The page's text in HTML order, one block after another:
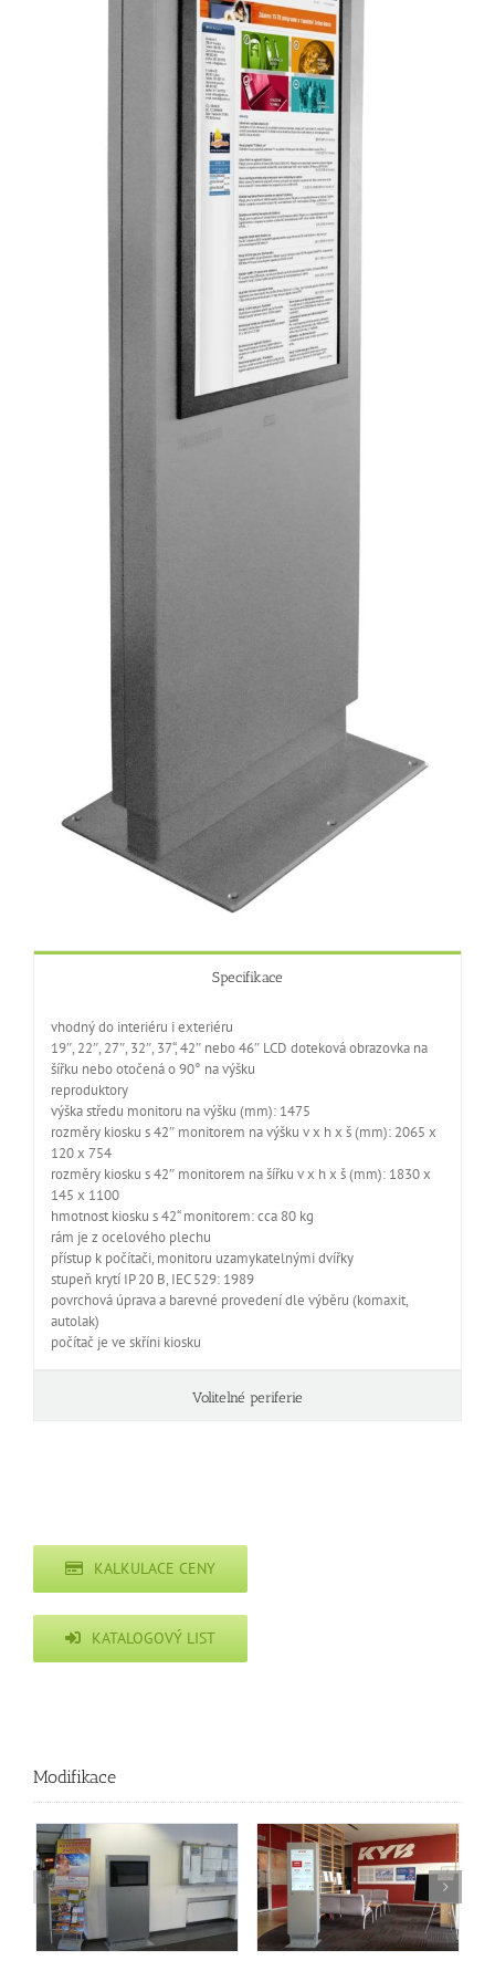
Specifikace
vhodný do interiéru i exteriéru
19″, 22″, 27″, 32″, 37“, 42″ nebo 46″ LCD doteková obrazovka na
šířku nebo otočená o 90° na výšku
reproduktory
výška středu monitoru na výšku (mm): 1475
rozměry kiosku s 42″ monitorem na výšku v x h x š (mm): 2065 x
120 x 754
rozměry kiosku s 42″ monitorem na šířku v x h x š (mm): 1830 x
145 x 1100
hmotnost kiosku s 42“ monitorem: cca 80 kg
rám je z ocelového plechu
přístup k počítači, monitoru uzamykatelnými dvířky
stupeň krytí IP 20 B, IEC 529: 1989
povrchová úprava a barevné provedení dle výběru (komaxit,
autolak)
počítač je ve skříni kiosku
Volitelné periferie
KALKULACE CENY
KATALOGOVÝ LIST
Modifikace